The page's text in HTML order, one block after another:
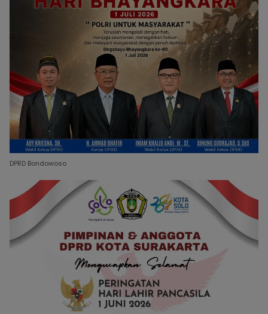
DPRD Bondowoso